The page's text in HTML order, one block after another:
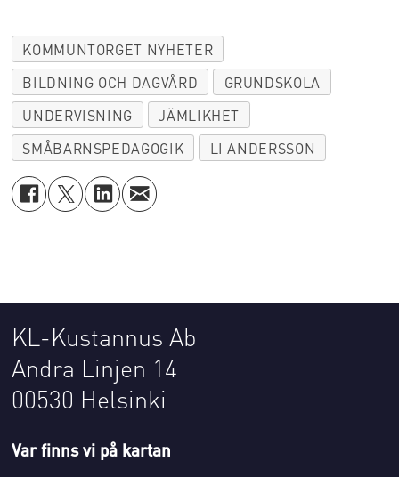
KOMMUNTORGET NYHETER
BILDNING OCH DAGVÅRD
GRUNDSKOLA
UNDERVISNING
JÄMLIKHET
SMÅBARNSPEDAGOGIK
LI ANDERSSON
KL-Kustannus Ab
Andra Linjen 14
00530 Helsinki
Var finns vi på kartan